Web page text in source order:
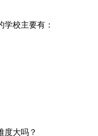
校主要有：
度大吗？